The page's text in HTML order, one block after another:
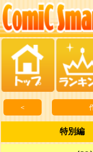
＜
特別編